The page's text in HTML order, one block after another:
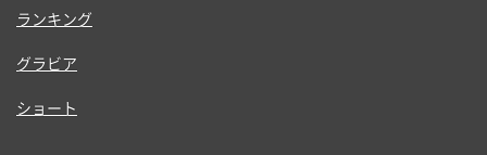
ランキング
グラビア
ショート